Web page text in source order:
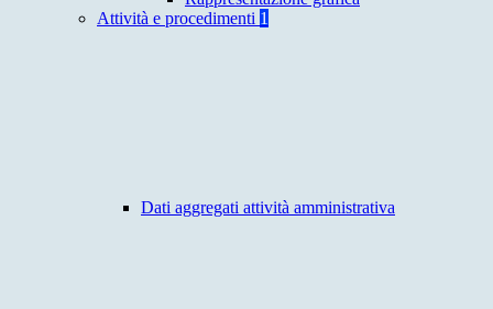
Attività e procedimenti 1
Dati aggregati attività amministrativa